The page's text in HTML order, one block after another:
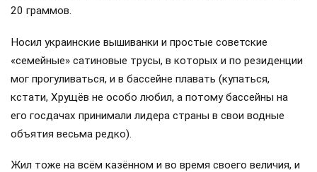
20 граммов.
Носил украинские вышиванки и простые советские
«семейные» сатиновые трусы, в которых и по резиденции
мог прогуливаться, и в бассейне плавать (купаться,
кстати, Хрущёв не особо любил, а потому бассейны на
его госдачах принимали лидера страны в свои водные
объятия весьма редко).
Жил тоже на всём казённом и во время своего величия, и